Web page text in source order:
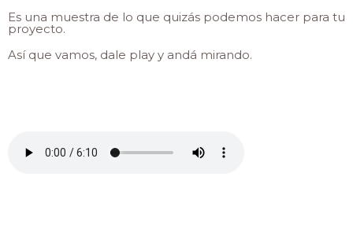
Es una muestra de lo que quizás podemos hacer para tu
proyecto.
Así que vamos, dale play y andá mirando.